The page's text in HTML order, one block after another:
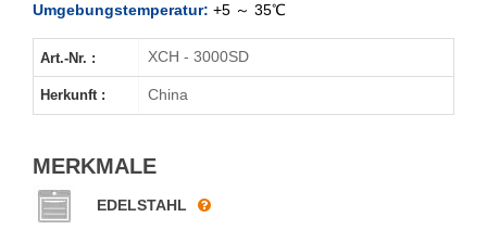
Umgebungstemperatur: +5 ～ 35℃
Art.-Nr. : XCH - 3000SD
Herkunft : China
MERKMALE
EDELSTAHL